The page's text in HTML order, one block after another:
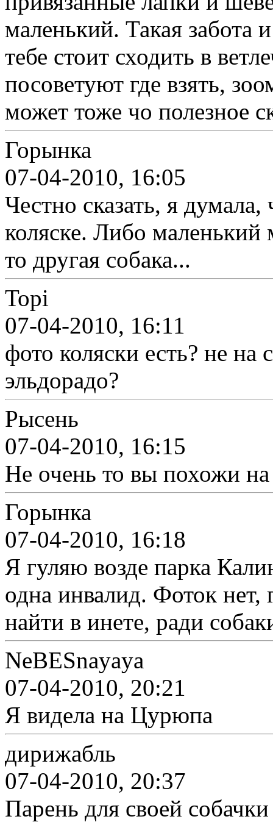
маленький. Такая забота
тебе стоит сходить в
посоветуют где взять,
может тоже чо полезное
Горынка
07-04-2010, 16:05
Честно сказать, я
коляске. Либо маленький
то другая собака...
Topi
07-04-2010, 16:11
фото коляски есть? не на
эльдорадо?
Рысень
07-04-2010, 16:15
Не очень то вы похожи
Горынка
07-04-2010, 16:18
Я гуляю возде парка
одна инвалид. Фоток
найти в инете, ради
NeBESnayaya
07-04-2010, 20:21
Я видела на Цурюпа
дирижабль
07-04-2010, 20:37
Парень для своей